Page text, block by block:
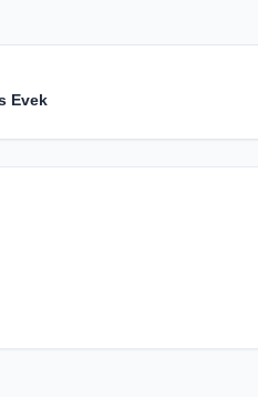
Evek